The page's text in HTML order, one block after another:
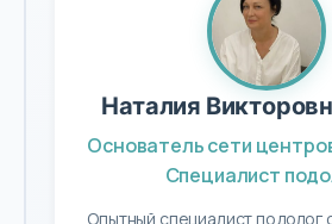
Наталия
Основатель сети
Специалист
Опытный специалист подолог